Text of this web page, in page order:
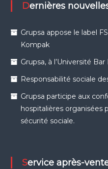
Dernières
Grupsa appose le label
Kompak
Grupsa, à l’Université
Responsabilité sociale
Grupsa participe aux
hospitalières organisées
sécurité sociale.
Service après-